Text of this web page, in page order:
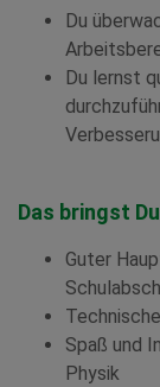
Du
Du lernst
Das bringst
Guter
Spaß und
Physik